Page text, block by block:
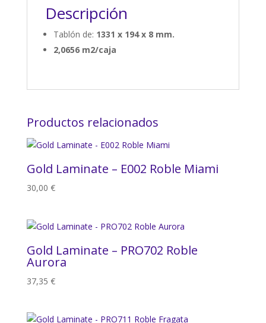
Descripción
Tablón de: 1331 x 194 x 8 mm.
2,0656 m2/caja
Productos relacionados
Gold Laminate – E002 Roble Miami
30,00 €
Gold Laminate – PRO702 Roble
Aurora
37,35 €